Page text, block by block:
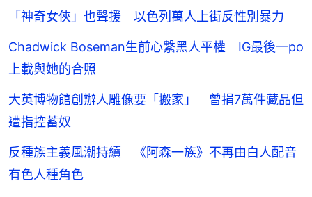
「神奇女俠」也聲援 以色列萬人上街反性別暴力
Chadwick Boseman生前心繫黑人平權 IG最後一po
上載與她的合照
大英博物館創辦人雕像要「搬家」 曾捐7萬件藏品但
遭指控蓄奴
反種族主義風潮持續 《阿森一族》不再由白人配音
有色人種角色